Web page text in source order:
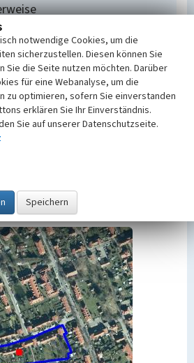
Inhalt steht unter der freien
(Namensnennung, nicht
Medien unterliegen
urheberrechtlichen
diesen ausgewiesen sind.
Conrad-Blenkle-Straße 1-
URL:
Objektansicht/BKM-
notwendige Cookies, um die
sicherzustellen. Diesen können Sie
Sie die Seite nutzen möchten. Darüber
für eine Webanalyse, um die
zu optimieren, sofern Sie einverstanden
erklären Sie Ihr Einverständnis.
Sie auf unserer Datenschutzseite.